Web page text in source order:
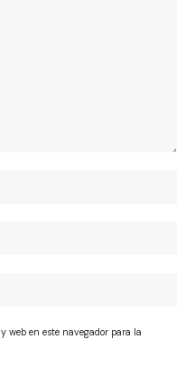
web en este navegador para la